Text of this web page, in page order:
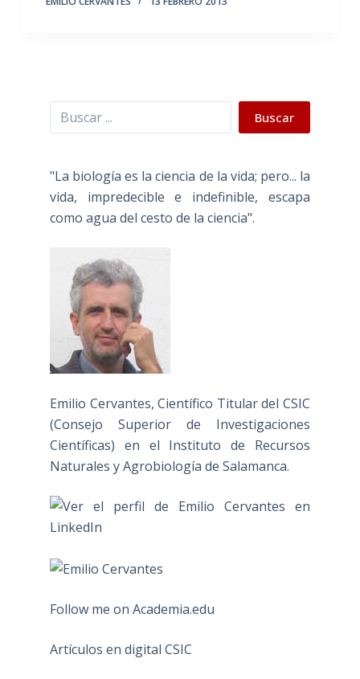
Buscar Buscar
"La biología es la ciencia de la vida; pero... la
vida, impredecible e indefinible, escapa
como agua del cesto de la ciencia".
Emilio Cervantes, Científico Titular del CSIC
(Consejo Superior de Investigaciones
Científicas) en el Instituto de Recursos
Naturales y Agrobiología de Salamanca.
Follow me on Academia.edu
Artículos en digital CSIC